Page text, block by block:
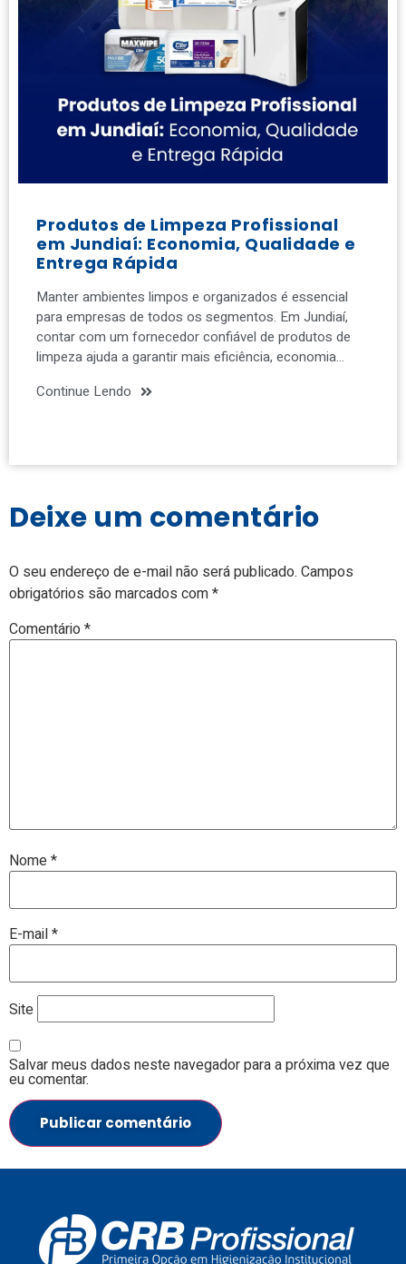
Produtos de Limpeza Profissional
em Jundiaí: Economia, Qualidade e
Entrega Rápida
Manter ambientes limpos e organizados é essencial
para empresas de todos os segmentos. Em Jundiaí,
contar com um fornecedor confiável de produtos de
limpeza ajuda a garantir mais eficiência, economia…
Continue Lendo
Deixe um comentário
O seu endereço de e-mail não será publicado. Campos
obrigatórios são marcados com*
Comentário*
Nome*
E-mail*
Site
Salvar meus dados neste navegador para a próxima vez que
eu comentar.